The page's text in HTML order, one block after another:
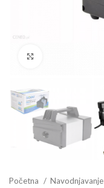
Početna Navodnjavanje